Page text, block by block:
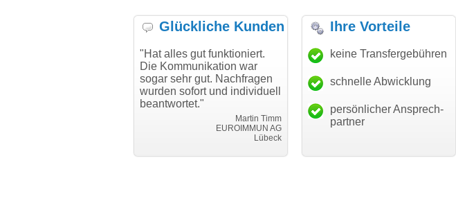
Glückliche Kunden
"Hat alles gut funktioniert.
Die Kommunikation war
sogar sehr gut. Nachfragen
wurden sofort und individuell
beantwortet."
Martin Timm
EUROIMMUN AG
Lübeck
"Danke für den schnellen
Transfer und guten Service!"
Thomas Schäfer
i can eckert communication GmbH
Ihre Vorteile
keine Transfergebühren
schnelle Abwicklung
persönlicher Ansprech-
partner